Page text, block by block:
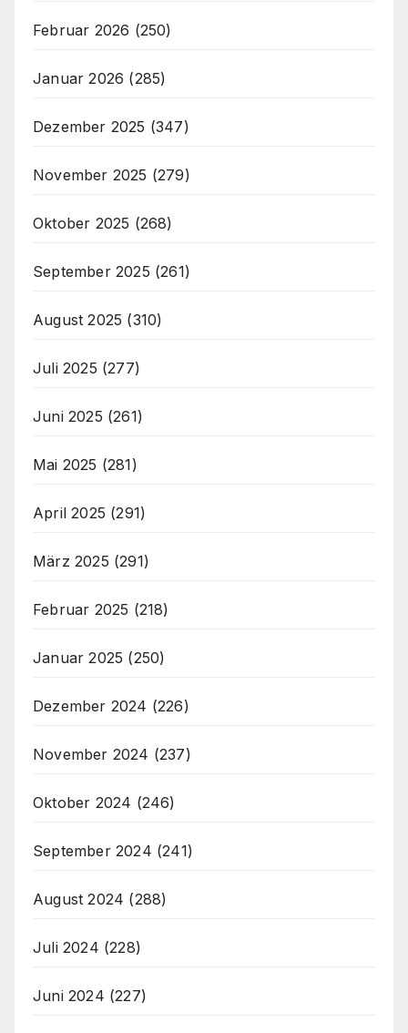
Februar 2026 (250)
Januar 2026 (285)
Dezember 2025 (347)
November 2025 (279)
Oktober 2025 (268)
September 2025 (261)
August 2025 (310)
Juli 2025 (277)
Juni 2025 (261)
Mai 2025 (281)
April 2025 (291)
März 2025 (291)
Februar 2025 (218)
Januar 2025 (250)
Dezember 2024 (226)
November 2024 (237)
Oktober 2024 (246)
September 2024 (241)
August 2024 (288)
Juli 2024 (228)
Juni 2024 (227)